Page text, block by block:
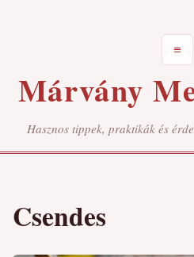
≡
Márvány
Hasznos tippek, praktikák és
Csendes